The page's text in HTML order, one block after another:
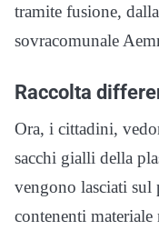
tramite fusione,
sovracomunale
Raccolta
Ora, i cittadini,
sacchi gialli della
vengono lasciati sul
contenenti